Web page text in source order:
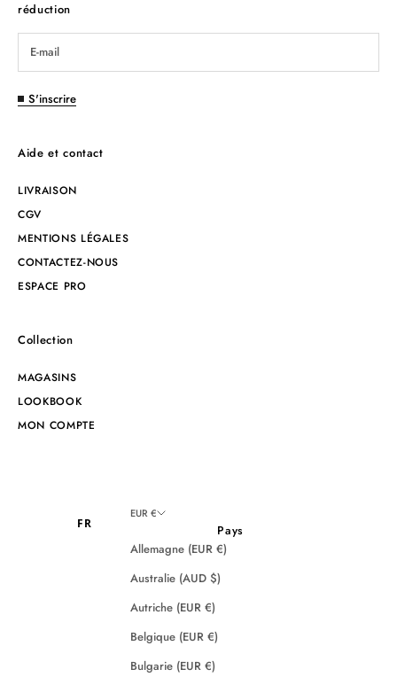
réduction
S'inscrire
Aide et contact
LIVRAISON
CGV
MENTIONS LÉGALES
CONTACTEZ-NOUS
ESPACE PRO
Collection
MAGASINS
LOOKBOOK
MON COMPTE
FR
EUR €
Pays
Allemagne (EUR €)
Australie (AUD $)
Autriche (EUR €)
Belgique (EUR €)
Bulgarie (EUR €)